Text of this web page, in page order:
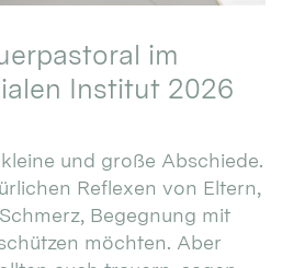
im
Institut 2026
und große Abschiede.
Reflexen von Eltern,
Begegnung mit
möchten. Aber